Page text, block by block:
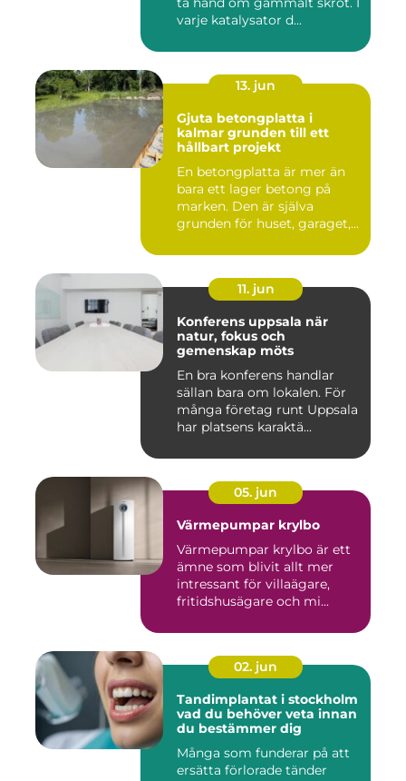
varje katalysator d...
13. jun
Gjuta betongplatta i
kalmar grunden till ett
hållbart projekt
En betongplatta är mer än
bara ett lager betong på
marken. Den är själva
grunden för huset, garaget,...
11. jun
Konferens uppsala när
natur, fokus och
gemenskap möts
En bra konferens handlar
sällan bara om lokalen. För
många företag runt Uppsala
har platsens karaktä...
05. jun
Värmepumpar krylbo
Värmepumpar krylbo är ett
ämne som blivit allt mer
intressant för villaägare,
fritidshusägare och mi...
02. jun
Tandimplantat i stockholm
vad du behöver veta innan
du bestämmer dig
Många som funderar på att
ersätta förlorade tänder